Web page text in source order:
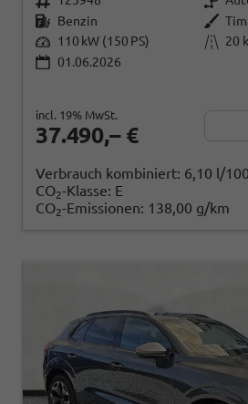
Benzin
110 kW (150 PS)
20
01.06.2026
37.490,– €
incl. 19% MwSt.
Verbrauch kombiniert: 6,10 l/
CO2-Klasse: E
CO2-Emissionen: 138,00 g/km